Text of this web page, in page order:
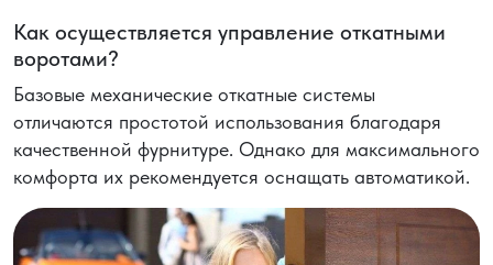
Как осуществляется управление откатными
воротами?
Базовые механические откатные системы
отличаются простотой использования благодаря
качественной фурнитуре. Однако для максимального
комфорта их рекомендуется оснащать автоматикой.